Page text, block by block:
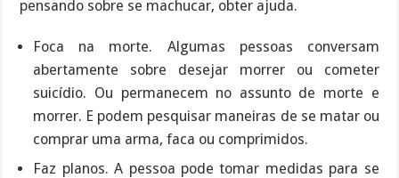
pensando sobre se machucar, obter ajuda.
Foca na morte. Algumas pessoas conversam
abertamente sobre desejar morrer ou cometer
suicídio. Ou permanecem no assunto de morte e
morrer. E podem pesquisar maneiras de se matar ou
comprar uma arma, faca ou comprimidos.
Faz planos. A pessoa pode tomar medidas para se